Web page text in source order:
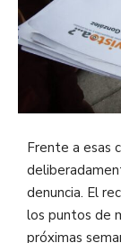
Frente a esas
denuncia. El
los puntos de
próximas